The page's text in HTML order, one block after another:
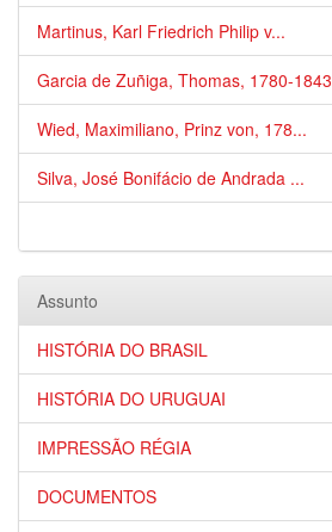
Martinus, Karl Friedrich Philip v...
Garcia de Zuñiga, Thomas, 1780-1843
Wied, Maximiliano, Prinz von, 178...
Silva, José Bonifácio de Andrada ...
Assunto
HISTÓRIA DO BRASIL
HISTÓRIA DO URUGUAI
IMPRESSÃO RÉGIA
DOCUMENTOS